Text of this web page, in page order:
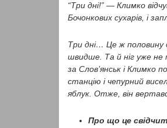
“Три дні!” — Климко
Бочонкових сухарів, і
Три дні… Це ж половину
швидше. Та й ніг уже не
за Слов’янськ і Климко
станцію і чепурний
яблук. Отже, він
Про що це